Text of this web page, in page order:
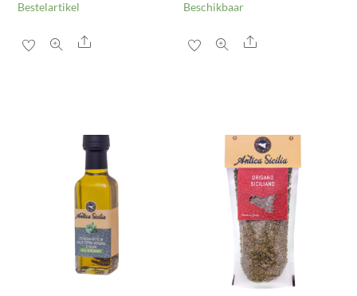
Bestelartikel
Share
Beschikbaar
Share